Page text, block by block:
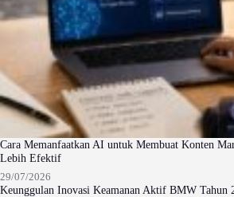
Cara Memanfaatkan AI untuk Membuat Konten
Lebih Efektif
29/07/2026
Keunggulan Inovasi Keamanan Aktif BMW Tahun